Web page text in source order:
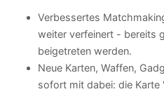
Verbessertes
weiter verfeinert - bereits
beigetreten werden.
Neue Karten, Waffen,
sofort mit dabei: die